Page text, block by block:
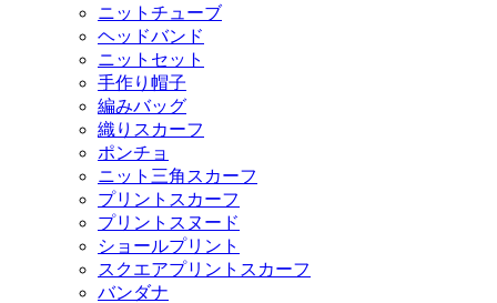
ニットチューブ
ヘッドバンド
ニットセット
手作り帽子
編みバッグ
織りスカーフ
ポンチョ
ニット三角スカーフ
プリントスカーフ
プリントスヌード
ショールプリント
スクエアプリントスカーフ
バンダナ